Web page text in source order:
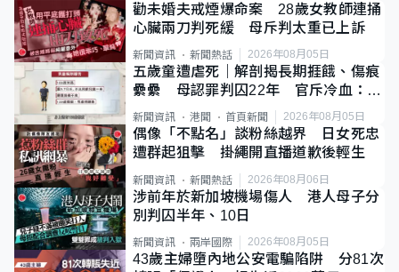
勸未婚夫戒煙爆命案 28歲女教師連捅
心臟兩刀判死緩 母斥判太重已上訴
新聞資訊 新聞熱話 2026年08月05日
五歲童遭虐死｜解剖揭長期捱餓、傷痕
纍纍 母認罪判囚22年 官斥冷血：同
類案最惡劣
新聞資訊 港聞 首頁新聞 2026年08月05日
偶像「不點名」談粉絲越界 日女死忠
遭群起狙擊 掛繩開直播道歉後輕生
新聞資訊 新聞熱話 2026年08月06日
涉前年於新加坡機場傷人 港人母子分
別判囚半年、10日
新聞資訊 兩岸國際 2026年08月05日
43歲主婦墮內地公安電騙陷阱 分81次